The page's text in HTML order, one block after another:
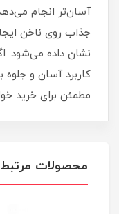
آسان‌تر انجام
جذاب روی ناخن
نشان داده می‌شود.
کاربرد آسان و جلوه
مطمئن برای خرید
محصولات مرتبط